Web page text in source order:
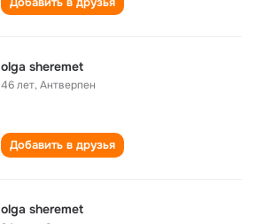
olga sheremet
46 лет,Антверпен
Добавить в друзья
olga sheremet